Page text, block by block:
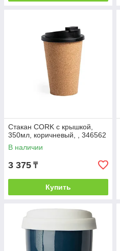
Стакан CORK с крышкой,
350мл, коричневый, , 346562
В наличии
3 375 ₸
Купить